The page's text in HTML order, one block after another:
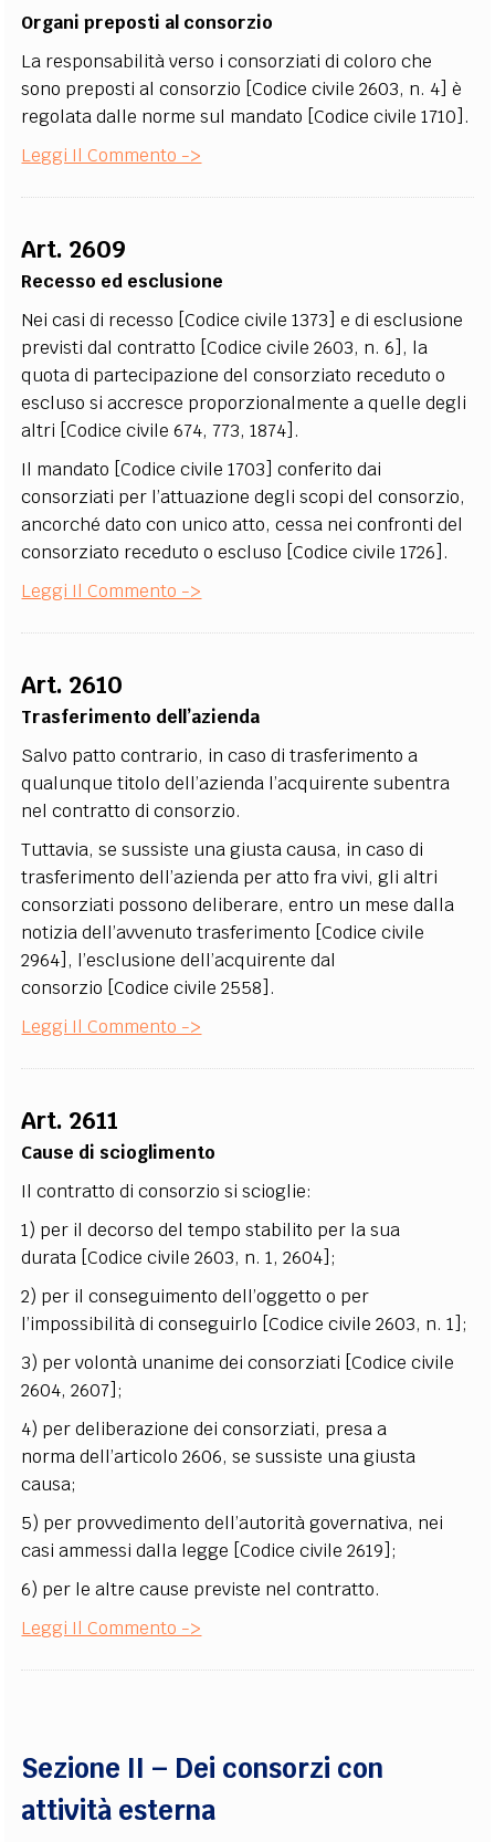
Organi preposti al consorzio
La responsabilità verso i consorziati di coloro che
sono preposti al consorzio [Codice civile 2603, n. 4] è
regolata dalle norme sul mandato [Codice civile 1710].
Leggi Il Commento ->
Art. 2609
Recesso ed esclusione
Nei casi di recesso [Codice civile 1373] e di esclusione
previsti dal contratto [Codice civile 2603, n. 6], la
quota di partecipazione del consorziato receduto o
escluso si accresce proporzionalmente a quelle degli
altri [Codice civile 674, 773, 1874].
Il mandato [Codice civile 1703] conferito dai
consorziati per l’attuazione degli scopi del consorzio,
ancorché dato con unico atto, cessa nei confronti del
consorziato receduto o escluso [Codice civile 1726].
Leggi Il Commento ->
Art. 2610
Trasferimento dell’azienda
Salvo patto contrario, in caso di trasferimento a
qualunque titolo dell’azienda l’acquirente subentra
nel contratto di consorzio.
Tuttavia, se sussiste una giusta causa, in caso di
trasferimento dell’azienda per atto fra vivi, gli altri
consorziati possono deliberare, entro un mese dalla
notizia dell’avvenuto trasferimento [Codice civile
2964], l’esclusione dell’acquirente dal
consorzio [Codice civile 2558].
Leggi Il Commento ->
Art. 2611
Cause di scioglimento
Il contratto di consorzio si scioglie:
1) per il decorso del tempo stabilito per la sua
durata [Codice civile 2603, n. 1, 2604];
2) per il conseguimento dell’oggetto o per
l’impossibilità di conseguirlo [Codice civile 2603, n. 1];
3) per volontà unanime dei consorziati [Codice civile
2604, 2607];
4) per deliberazione dei consorziati, presa a
norma dell’articolo 2606, se sussiste una giusta
causa;
5) per provvedimento dell’autorità governativa, nei
casi ammessi dalla legge [Codice civile 2619];
6) per le altre cause previste nel contratto.
Leggi Il Commento ->
Sezione II – Dei consorzi con
attività esterna